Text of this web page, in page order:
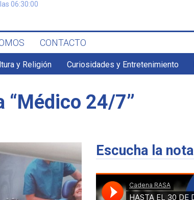
06:30:00
CONTACTO
y Religión Curiosidades y Entretenimiento
“Médico 24/7”
Escucha la nota